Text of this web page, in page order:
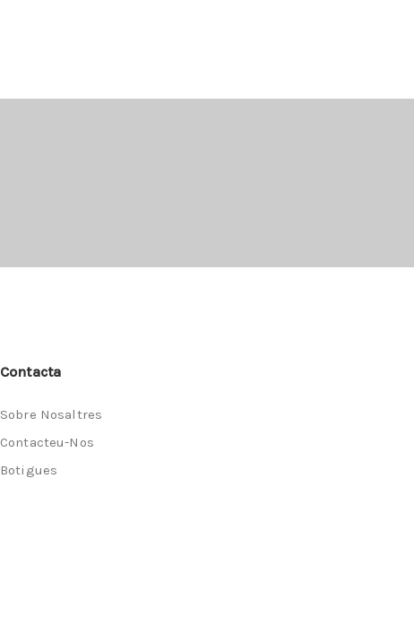
Contacta
Sobre Nosaltres
Contacteu-Nos
Botigues